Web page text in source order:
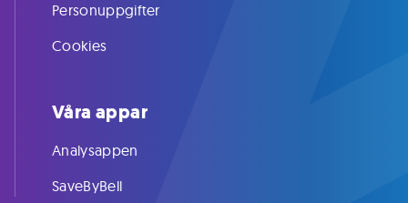
Personuppgifter
Cookies
Våra appar
Analysappen
SaveByBell